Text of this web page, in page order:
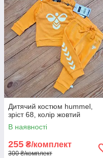
Дитячий костюм hummel,
зріст 68, колір жовтий
В наявності
255 ₴/комплект
300 ₴/комплект